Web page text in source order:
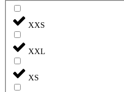
XXS
XXL
XS